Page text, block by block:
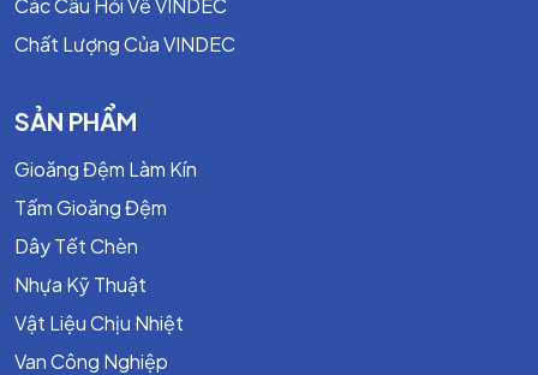
Các Câu Hỏi Về VINDEC
Chất Lượng Của VINDEC
SẢN PHẨM
Gioăng Đệm Làm Kín
Tấm Gioăng Đệm
Dây Tết Chèn
Nhựa Kỹ Thuật
Vật Liệu Chịu Nhiệt
Van Công Nghiệp